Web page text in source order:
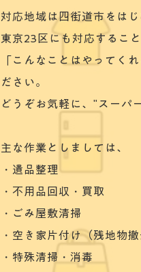
対応地域は四街道市をは
東京23区にも対応するこ
「こんなことはやってく
ださい。
どうぞお気軽に、"スーパ
主な作業としましては、
・遺品整理
・不用品回収・買取
・ごみ屋敷清掃
・空き家片付け（残地物撤
・特殊清掃・消毒